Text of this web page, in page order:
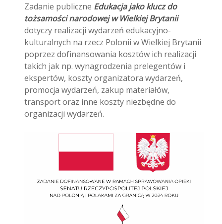
Zadanie publiczne Edukacja jako klucz do
tożsamości narodowej w Wielkiej Brytanii
dotyczy realizacji wydarzeń edukacyjno-
kulturalnych na rzecz Polonii w Wielkiej Brytanii
poprzez dofinansowania kosztów ich realizacji
takich jak np. wynagrodzenia prelegentów i
ekspertów, koszty organizatora wydarzeń,
promocja wydarzeń, zakup materiałów,
transport oraz inne koszty niezbędne do
organizacji wydarzeń.